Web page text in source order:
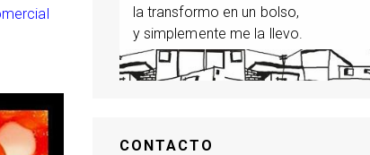
la transformo en un bolso,
y simplemente me la llevo.
CONTACTO